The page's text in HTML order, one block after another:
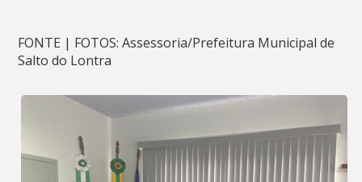
FONTE | FOTOS: Assessoria/Prefeitura Municipal de
Salto do Lontra